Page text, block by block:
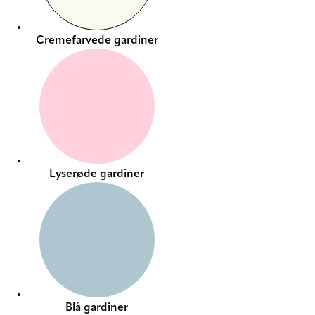
Cremefarvede gardiner
Lyserøde gardiner
Blå gardiner